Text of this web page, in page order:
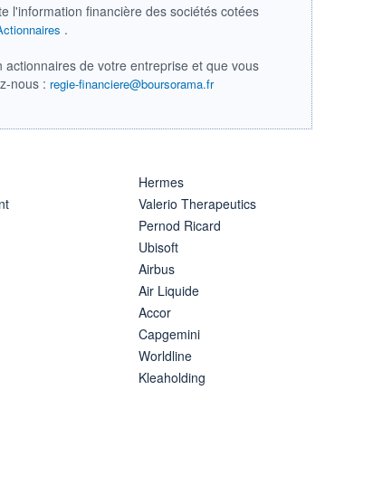
l'information financière des sociétés cotées
.
de votre entreprise et que vous
nous : regie-financiere@boursorama.fr
Hermes
Valerio Therapeutics
Pernod Ricard
Ubisoft
Airbus
Air Liquide
Accor
Capgemini
Worldline
Kleaholding